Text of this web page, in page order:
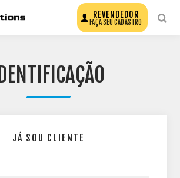
REVENDEDOR
FAÇA SEU CADASTRO
IDENTIFICAÇÃO
JÁ SOU CLIENTE